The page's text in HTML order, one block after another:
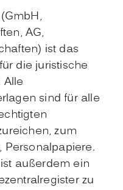
AG,
ist das
die juristische
Alle
sind für alle
zum
Personalpapiere.
außerdem ein
zu